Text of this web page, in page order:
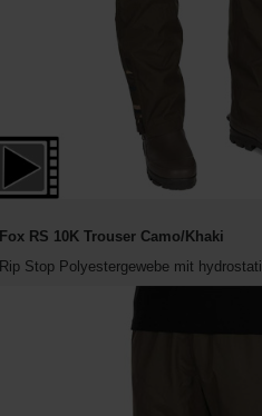
Fox RS 10K Trouser Camo/Khaki
Rip Stop Polyestergewebe mit